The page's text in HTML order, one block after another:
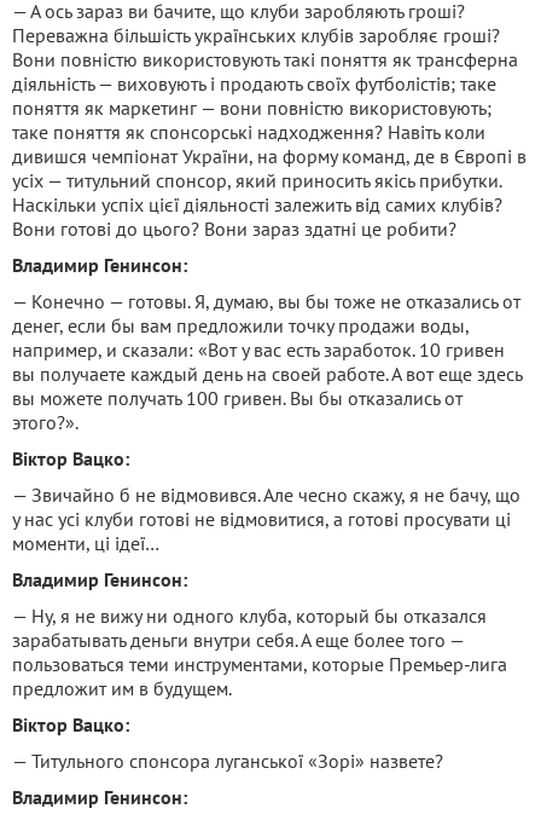
— А ось зараз ви бачите, що клуби заробляють гроші?
Переважна більшість українських клубів заробляє гроші?
Вони повністю використовують такі поняття як трансферна
діяльність — виховують і продають своїх футболістів; таке
поняття як маркетинг — вони повністю використовують;
таке поняття як спонсорські надходження? Навіть коли
дивишся чемпіонат України, на форму команд, де в Європі в
усіх — титульний спонсор, який приносить якісь прибутки.
Наскільки успіх цієї діяльності залежить від самих клубів?
Вони готові до цього? Вони зараз здатні це робити?
Владимир Генинсон:
— Конечно — готовы. Я, думаю, вы бы тоже не отказались от
денег, если бы вам предложили точку продажи воды,
например, и сказали: «Вот у вас есть заработок. 10 гривен
вы получаете каждый день на своей работе. А вот еще здесь
вы можете получать 100 гривен. Вы бы отказались от
этого?».
Віктор Вацко:
— Звичайно б не відмовився. Але чесно скажу, я не бачу, що
у нас усі клуби готові не відмовитися, а готові просувати ці
моменти, ці ідеї…
Владимир Генинсон:
— Ну, я не вижу ни одного клуба, который бы отказался
зарабатывать деньги внутри себя. А еще более того —
пользоваться теми инструментами, которые Премьер-лига
предложит им в будущем.
Віктор Вацко:
— Титульного спонсора луганської «Зорі» назвете?
Владимир Генинсон: